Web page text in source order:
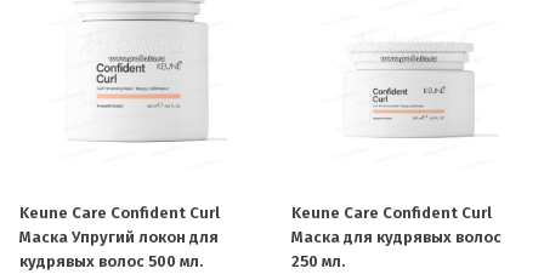
Keune Care Confident Curl
Маска Упругий локон для
кудрявых волос 500 мл.
Keune Care Confident Curl
Маска для кудрявых волос
250 мл.